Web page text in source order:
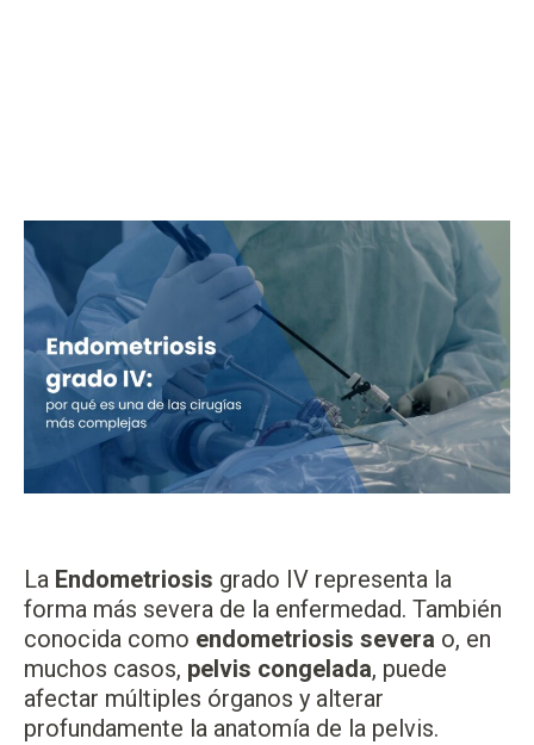
La Endometriosis grado IV representa la
forma más severa de la enfermedad. También
conocida como endometriosis severa o, en
muchos casos, pelvis congelada, puede
afectar múltiples órganos y alterar
profundamente la anatomía de la pelvis.